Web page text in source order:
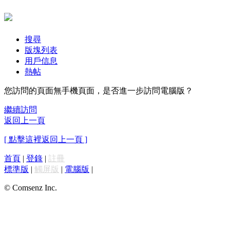
搜尋
版塊列表
用戶信息
熱帖
您訪問的頁面無手機頁面，是否進一步訪問電腦版？
繼續訪問
返回上一頁
[ 點擊這裡返回上一頁 ]
首頁 | 登錄 | 註冊
標準版 | 觸屏版 | 電腦版 |
© Comsenz Inc.